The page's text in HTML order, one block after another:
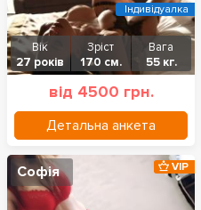
Вік
27 років
Зріст
170 см.
Вага
55 кг.
від 4500 грн.
Детальна анкета
Індивідуалка
Софія VIP